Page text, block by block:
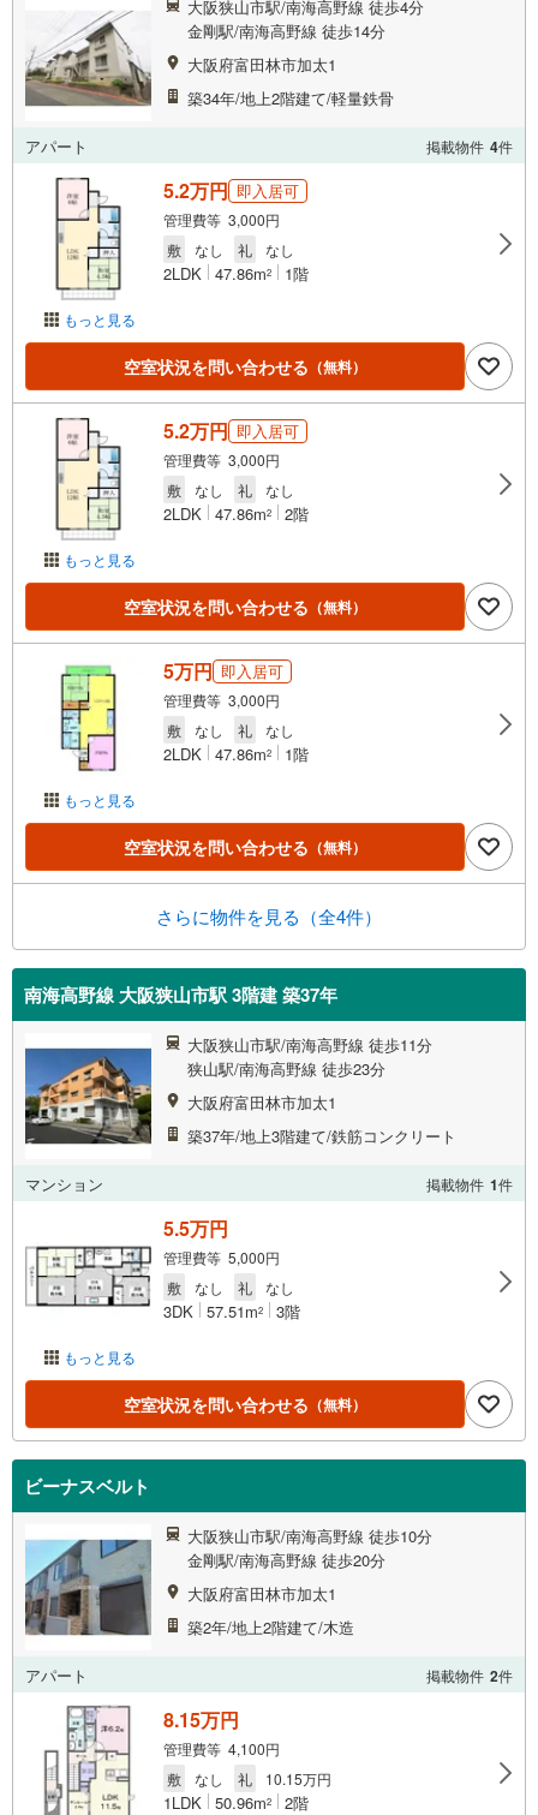
大阪狭山市駅/南海高野線 徒歩4分
金剛駅/南海高野線 徒歩14分
大阪府富田林市加太1
築34年/地上2階建て/軽量鉄骨
アパート 掲載物件 4件
もっと見る
5.2万円 即入居可
管理費等 3,000円
敷
なし 礼 なし
2LDK 47.86m2 1階
空室状況を問い合わせる （無料）
もっと見る
5.2万円 即入居可
管理費等 3,000円
敷
なし 礼 なし
2LDK 47.86m2 2階
空室状況を問い合わせる （無料）
もっと見る
5万円 即入居可
管理費等 3,000円
敷
なし 礼 なし
2LDK 47.86m2 1階
空室状況を問い合わせる （無料）
さらに物件を見る（全4件）
南海高野線 大阪狭山市駅 3階建 築37年
大阪狭山市駅/南海高野線 徒歩11分
狭山駅/南海高野線 徒歩23分
大阪府富田林市加太1
築37年/地上3階建て/鉄筋コンクリート
マンション 掲載物件 1件
もっと見る
5.5万円
管理費等 5,000円
敷
なし 礼 なし
3DK 57.51m2 3階
空室状況を問い合わせる （無料）
ビーナスベルト
大阪狭山市駅/南海高野線 徒歩10分
金剛駅/南海高野線 徒歩20分
大阪府富田林市加太1
築2年/地上2階建て/木造
アパート 掲載物件 2件
8.15万円
管理費等 4,100円
敷
なし 礼 10.15万円
1LDK 50.96m2 2階